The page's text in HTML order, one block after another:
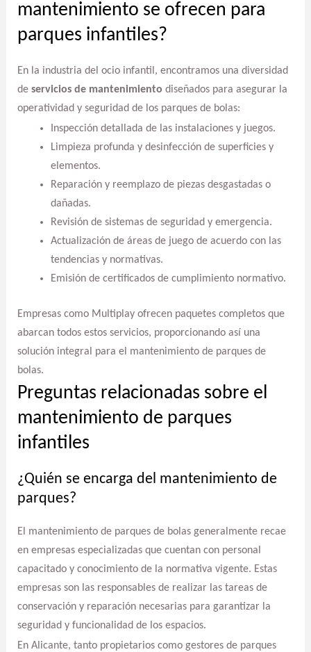
mantenimiento se ofrecen para
parques infantiles?
En la industria del ocio infantil, encontramos una diversidad
de servicios de mantenimiento diseñados para asegurar la
operatividad y seguridad de los parques de bolas:
Inspección detallada de las instalaciones y juegos.
Limpieza profunda y desinfección de superficies y
elementos.
Reparación y reemplazo de piezas desgastadas o
dañadas.
Revisión de sistemas de seguridad y emergencia.
Actualización de áreas de juego de acuerdo con las
tendencias y normativas.
Emisión de certificados de cumplimiento normativo.
Empresas como Multiplay ofrecen paquetes completos que
abarcan todos estos servicios, proporcionando así una
solución integral para el mantenimiento de parques de
bolas.
Preguntas relacionadas sobre el
mantenimiento de parques
infantiles
¿Quién se encarga del mantenimiento de
parques?
El mantenimiento de parques de bolas generalmente recae
en empresas especializadas que cuentan con personal
capacitado y conocimiento de la normativa vigente. Estas
empresas son las responsables de realizar las tareas de
conservación y reparación necesarias para garantizar la
seguridad y funcionalidad de los espacios.
En Alicante, tanto propietarios como gestores de parques